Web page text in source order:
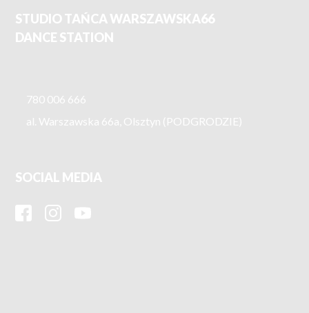
STUDIO TAŃCA WARSZAWSKA66
DANCE STATION
780 006 666
al. Warszawska 66a, Olsztyn (PODGRODZIE)
SOCIAL MEDIA